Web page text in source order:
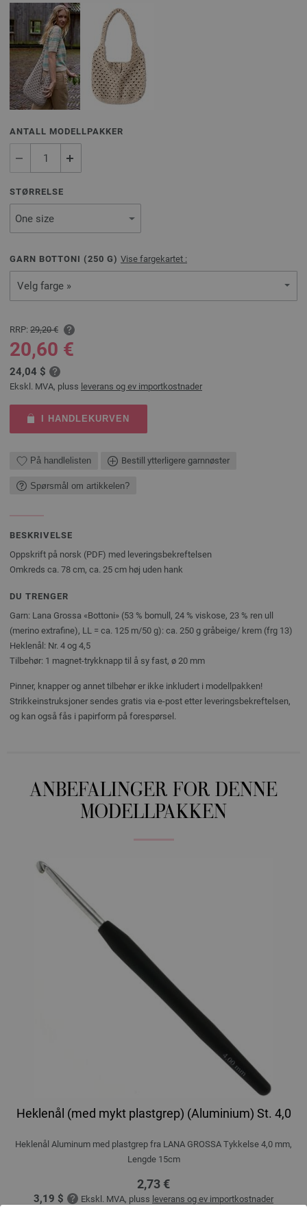
ANTALL MODELLPAKKER
STØRRELSE
GARN BOTTONI (250 G) Vise fargekartet :
Velg farge »
RRP: 29,20 €
20,60 €
24,04 $
Ekskl. MVA, pluss leverans og ev importkostnader
I HANDLEKURVEN
På handlelisten Bestill ytterligere garnnøster
Spørsmål om artikkelen?
BESKRIVELSE
Oppskrift på norsk (PDF) med leveringsbekreftelsen
Omkreds ca. 78 cm, ca. 25 cm høj uden hank
DU TRENGER
Garn: Lana Grossa «Bottoni» (53 % bomull, 24 % viskose, 23 % ren ull
(merino extrafine), LL = ca. 125 m/50 g): ca. 250 g gråbeige/ krem (frg 13)
Heklenål: Nr. 4 og 4,5
Tilbehør: 1 magnet-trykknapp til å sy fast, ø 20 mm
Pinner, knapper og annet tilbehør er ikke inkludert i modellpakken!
Strikkeinstruksjoner sendes gratis via e-post etter leveringsbekreftelsen,
og kan også fås i papirform på forespørsel.
ANBEFALINGER FOR DENNE
MODELLPAKKEN
Heklenål (med mykt plastgrep) (Aluminium) St. 4,0
Heklenål Aluminum med plastgrep fra LANA GROSSA Tykkelse 4,0 mm,
Lengde 15cm
2,73 €
3,19 $ Ekskl. MVA, pluss leverans og ev importkostnader